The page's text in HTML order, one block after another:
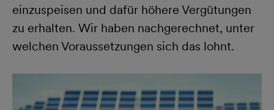
einzuspeisen und dafür höhere Vergütungen
zu erhalten. Wir haben nachgerechnet, unter
welchen Voraussetzungen sich das lohnt.